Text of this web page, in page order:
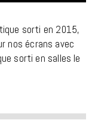
sorti en 2015,
nos écrans avec
sorti en salles le